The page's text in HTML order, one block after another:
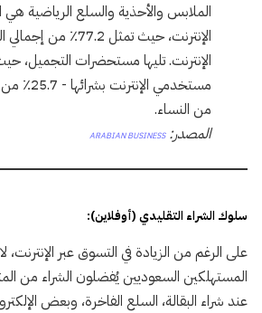
الملابس والأحذية والسلع الرياضية هي
الإنترنت، حيث تمثل
من النساء.
المصدر:ARABIAN BUSINESS
سلوك الشراء التقليدي (أوفلاين):
على الرغم من الزيادة في التسوق عبر الإنترنت،
المستهلكين السعوديين يُفضلون الشراء من
عند شراء البقالة، السلع الفاخرة، وبعض